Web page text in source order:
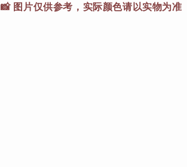
📸 图片仅供参考，实际颜色请以实物为准